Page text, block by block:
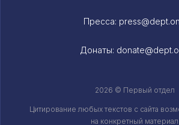
Пресса:
Донаты:
2026 © Первый отдел
Цитирование любых текстов c сайта
на конкретный материал